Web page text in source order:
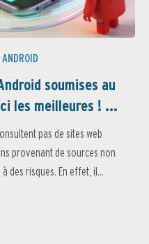
soumises au
les meilleures ! ...
pas de sites web
provenant de sources non
des risques. En effet, il...